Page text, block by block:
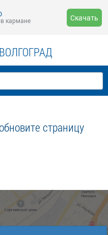
кармане
Скачать
страницу